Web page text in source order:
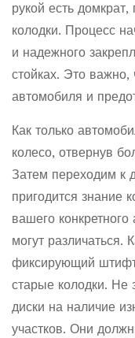
рукой есть
колодки. Процесс
и надежного
стойках. Это важно,
автомобиля и
Как только
колесо, отвернув
Затем переходим к
пригодится знание
вашего
могут различаться.
фиксирующий
старые колодки. Не
диски на наличие
участков. Они